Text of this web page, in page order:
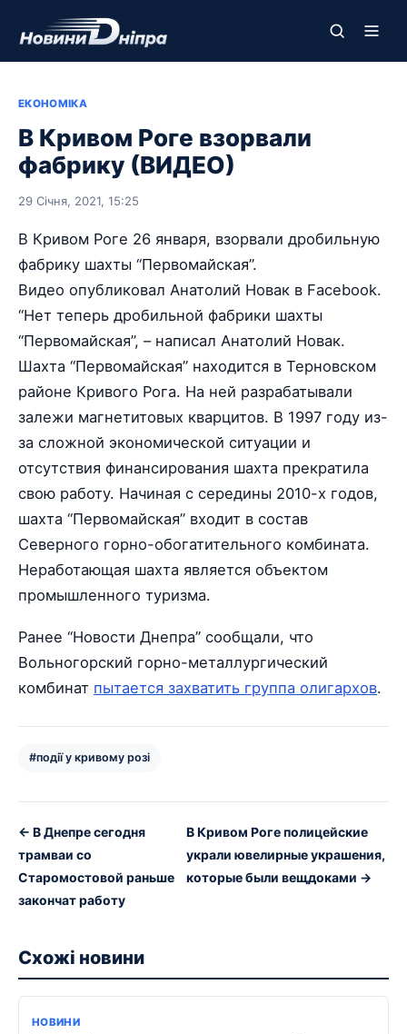
ЕКОНОМІКА
В Кривом Роге взорвали
фабрику (ВИДЕО)
29 Січня, 2021, 15:25
В Кривом Роге 26 января, взорвали дробильную
фабрику шахты “Первомайская”.
Видео опубликовал Анатолий Новак в Facebook.
“Нет теперь дробильной фабрики шахты
“Первомайская”, – написал Анатолий Новак.
Шахта “Первомайская” находится в Терновском
районе Кривого Рога. На ней разрабатывали
залежи магнетитовых кварцитов. В 1997 году из-
за сложной экономической ситуации и
отсутствия финансирования шахта прекратила
свою работу. Начиная с середины 2010-х годов,
шахта “Первомайская” входит в состав
Северного горно-обогатительного комбината.
Неработающая шахта является объектом
промышленного туризма.
Ранее “Новости Днепра” сообщали, что
Вольногорский горно-металлургический
комбинат пытается захватить группа олигархов.
#події у кривому розі
← В Днепре сегодня
трамваи со
Старомостовой раньше
закончат работу
В Кривом Роге полицейские
украли ювелирные украшения,
которые были вещдоками →
Схожі новини
НОВИНИ